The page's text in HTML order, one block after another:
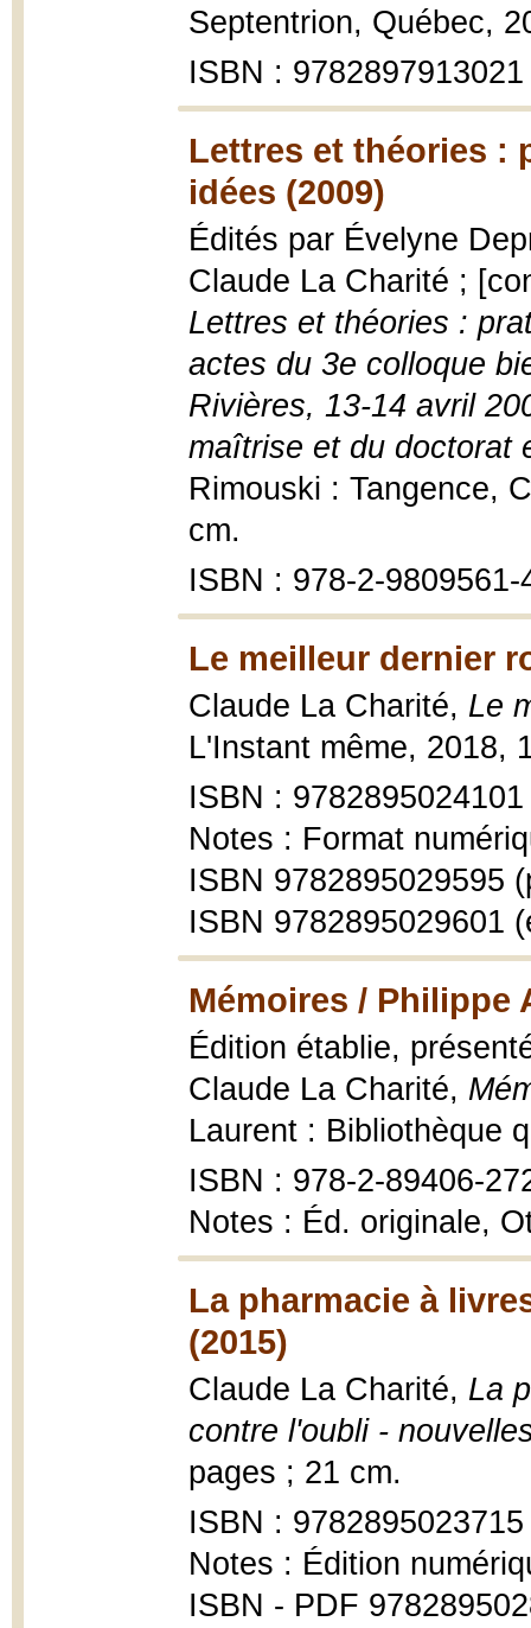
Septentrion, Québec,
ISBN : 9782897913021
Lettres et théories :
idées (2009)
Édités par Évelyne
Claude La Charité ;
Lettres et théories :
actes du 3e colloque
Rivières, 13-14 avril
maîtrise et du doctorat
Rimouski : Tangence,
cm.
ISBN : 978-2-9809561-
Le meilleur dernier
Claude La Charité, Le
L'Instant même, 2018,
ISBN : 9782895024101
Notes : Format
ISBN 9782895029595
ISBN 9782895029601
Mémoires / Philippe
Édition établie,
Claude La Charité,
Laurent : Bibliothèque
ISBN : 978-2-89406-
Notes : Éd. originale,
La pharmacie à
(2015)
Claude La Charité, La
contre l'oubli -
pages ; 21 cm.
ISBN : 9782895023715
Notes : Édition
ISBN - PDF